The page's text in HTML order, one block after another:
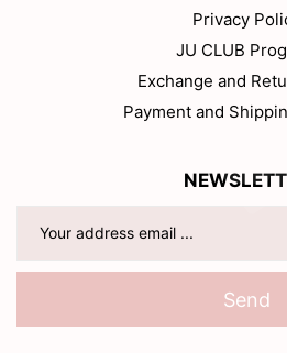
Privacy
JU CLUB
Exchange and
Payment and
Send